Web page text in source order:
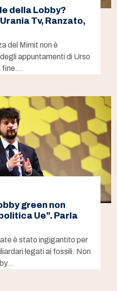
della Lobby?
Tv, Ranzato,
del Mimit non è
appuntamenti di Urso
fine…
green non
Ue”. Parla
è stato ingigantito per
legati ai fossili. Non